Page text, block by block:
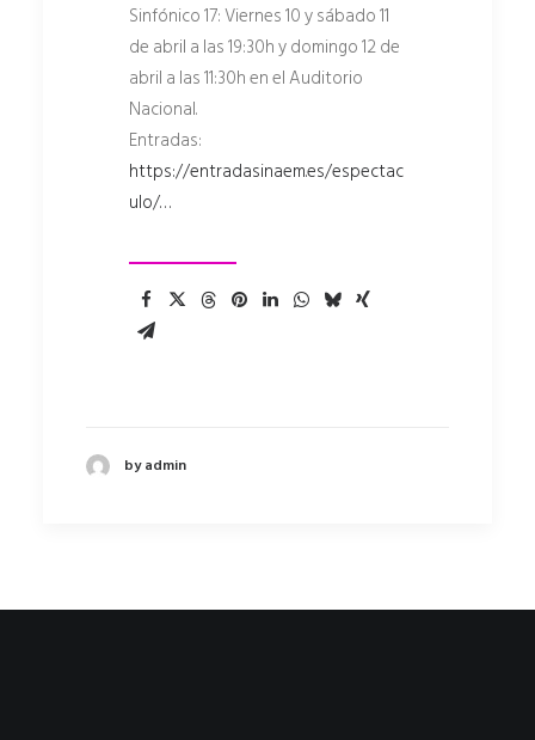
Sinfónico 17: Viernes 10 y sábado 11
de abril a las 19:30h y domingo 12 de
abril a las 11:30h en el Auditorio
Nacional.
Entradas:
https://entradasinaem.es/espectac
ulo/…
by admin